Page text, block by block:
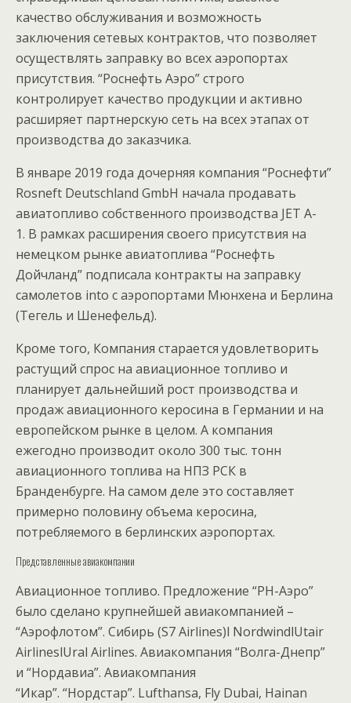
качество обслуживания и возможность
заключения сетевых контрактов, что позволяет
осуществлять заправку во всех аэропортах
присутствия. “Роснефть Аэро” строго
контролирует качество продукции и активно
расширяет партнерскую сеть на всех этапах от
производства до заказчика.
В январе 2019 года дочерняя компания “Роснефти”
Rosneft Deutschland GmbH начала продавать
авиатопливо собственного производства JET A-
1. В рамках расширения своего присутствия на
немецком рынке авиатоплива “Роснефть
Дойчланд” подписала контракты на заправку
самолетов into с аэропортами Мюнхена и Берлина
(Тегель и Шенефельд).
Кроме того, Компания старается удовлетворить
растущий спрос на авиационное топливо и
планирует дальнейший рост производства и
продаж авиационного керосина в Германии и на
европейском рынке в целом. А компания
ежегодно производит около 300 тыс. тонн
авиационного топлива на НПЗ РСК в
Бранденбурге. На самом деле это составляет
примерно половину объема керосина,
потребляемого в берлинских аэропортах.
Представленные авиакомпании
Авиационное топливо. Предложение “РН-Аэро”
было сделано крупнейшей авиакомпанией –
“Аэрофлотом”. Сибирь (S7 Airlines)l NordwindlUtair
AirlineslUral Airlines. Авиакомпания “Волга-Днепр”
и “Нордавиа”. Авиакомпания
“Икар”. “Нордстар”. Lufthansa, Fly Dubai, Hainan